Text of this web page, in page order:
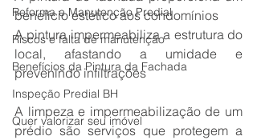
Reforma e Manutenção Predial
Riscos e falta de manutenção
Benefícios da Pintura da Fachada
Inspeção Predial BH
Quer valorizar seu imóvel
benefício estético aos condomínios
A pintura impermeabiliza a estrutura do
local, afastando a umidade e
prevenindo infiltrações
A limpeza e impermeabilização de um
prédio são serviços que protegem a